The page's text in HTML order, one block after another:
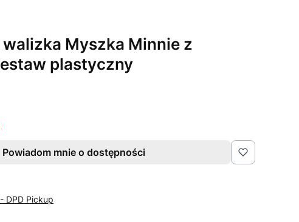
Myszka Minnie z
plastyczny
Powiadom mnie o dostępności
- DPD Pickup